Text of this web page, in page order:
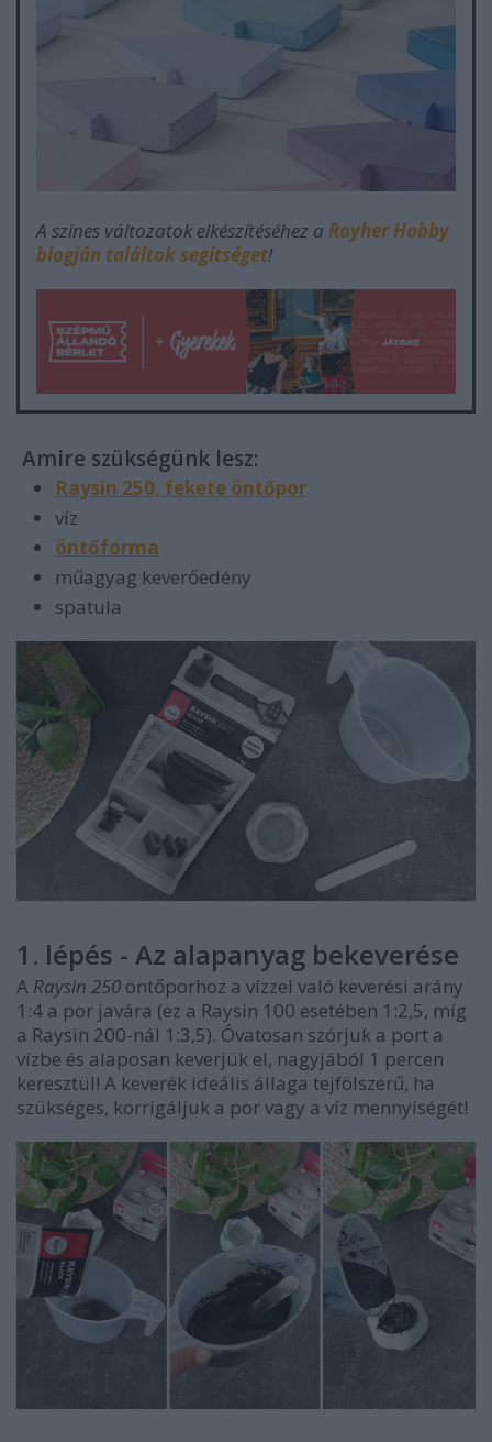
A színes változatok elkészítéséhez a Rayher Hobby
blogján találtok segítséget!
Amire szükségünk lesz:
Raysin 250, fekete öntőpor
víz
öntőforma
műagyag keverőedény
spatula
1. lépés - Az alapanyag bekeverése
A Raysin 250 öntőporhoz a vízzel való keverési arány
1:4 a por javára (ez a Raysin 100 esetében 1:2,5, míg
a Raysin 200-nál 1:3,5). Óvatosan szórjuk a port a
vízbe és alaposan keverjük el, nagyjából 1 percen
keresztül! A keverék ideális állaga tejfölszerű, ha
szükséges, korrigáljuk a por vagy a víz mennyiségét!